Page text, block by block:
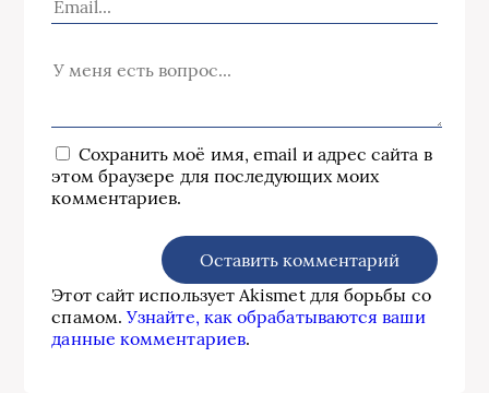
Сохранить моё имя, email и адрес сайта в
этом браузере для последующих моих
комментариев.
Этот сайт использует Akismet для борьбы со
спамом.Узнайте, как обрабатываются ваши
данные комментариев.